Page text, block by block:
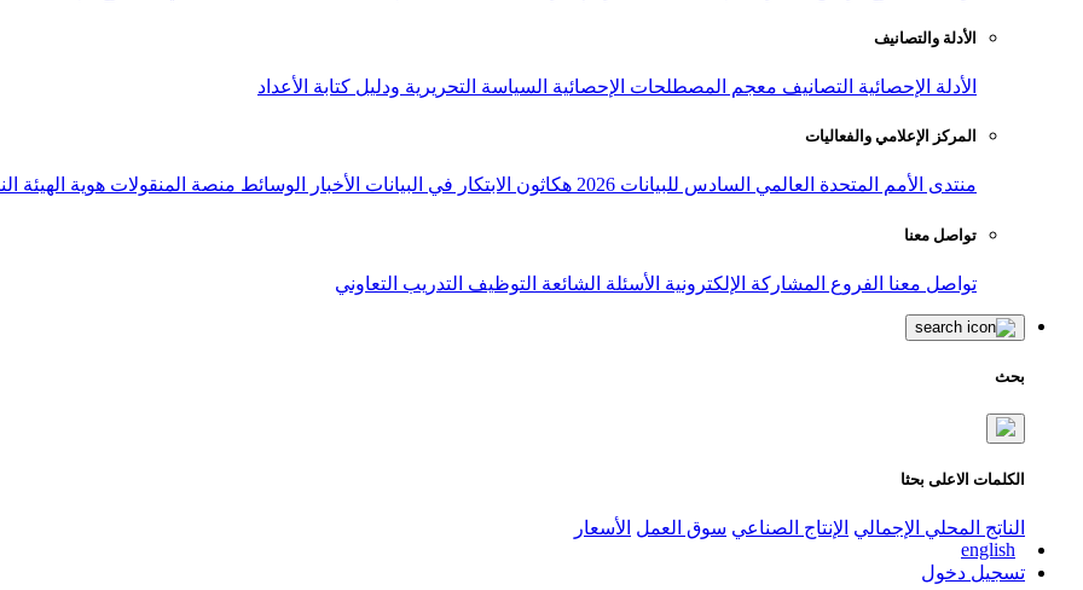
الأدلة والتصانيف
الأدلة الإحصائية التصانيف معجم المصطلحات الإحصائية السياسة التحريرية ودليل كتابة الأعداد
المركز الإعلامي والفعاليات
منتدى الأمم المتحدة العالمي السادس للبيانات 2026 هكاثون الابتكار في البيانات الأخبار الوسائط منصة المنقولات هوية الهيئة
تواصل معنا
تواصل معنا الفروع المشاركة الإلكترونية الأسئلة الشائعة التوظيف التدريب التعاوني
بحث
الكلمات الاعلى بحثا
الناتج المحلي الإجمالي الإنتاج الصناعي سوق العمل الأسعار
english
تسجيل دخول